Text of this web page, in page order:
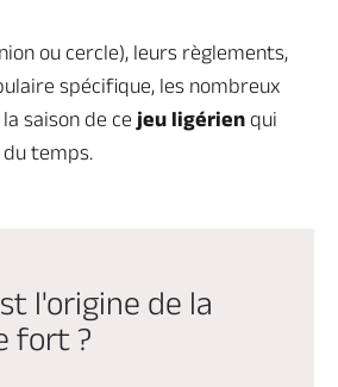
ou cercle), leurs règlements,
spécifique, les nombreux
saison de ce jeu ligérien qui
du temps.
l'origine de la
fort ?